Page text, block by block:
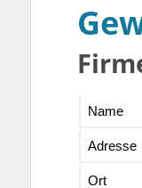
Name
Adresse
Ort